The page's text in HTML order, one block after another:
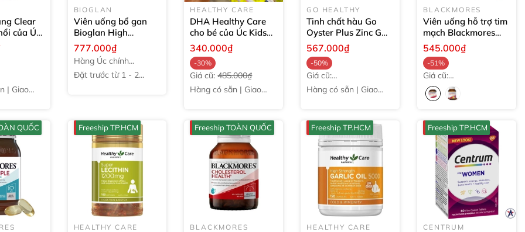
Clear
của Úc
| Giao
BIOGLAN
Viên uống bổ gan
Bioglan High
Strength Milk Thistle
+ Choline của Úc
viên
777.000₫
Hàng Úc chính
hãng
Đặt trước từ 1 - 2
HEALTHY CARE
DHA Healthy Care
cho bé của Úc Kids
High Strength DHA
60 viên
340.000₫
-30%
Giá cũ:485.000₫
Hàng có sẵn | Giao
GO HEALTHY
Tinh chất hàu Go
Oyster Plus Zinc GO
Healthy120 viên
567.000₫
-50%
Giá cũ:
1.124.000₫
Hàng có sẵn | Giao
BLACKMORES
Viên uống hỗ trợ tim
mạch Blackmores
Super Strength
CoQ10 300mg
viên
545.000₫
-51%
Giá cũ:
1.097.000₫
QUỐC Freeship TP.HCM
HEALTHY CARE
Freeship TOÀN QUỐC
BLACKMORES
Freeship TP.HCM
HEALTHY CARE
Freeship TP.HCM
CENTRUM